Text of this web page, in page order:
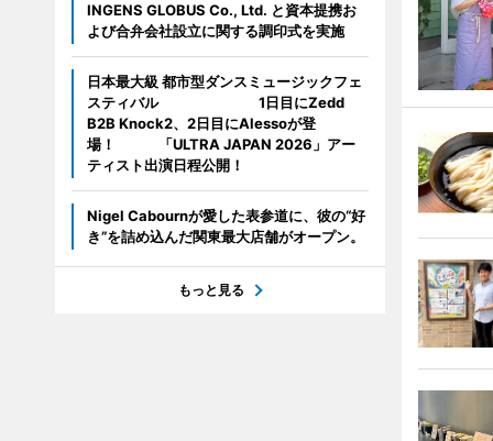
INGENS GLOBUS Co., Ltd. と資本提携お
よび合弁会社設立に関する調印式を実施
日本最大級 都市型ダンスミュージックフェ
スティバル 1日目にZedd
B2B Knock2、2日目にAlessoが登
場！ 「ULTRA JAPAN 2026」アー
ティスト出演日程公開！
Nigel Cabournが愛した表参道に、彼の“好
き”を詰め込んだ関東最大店舗がオープン。
もっと見る